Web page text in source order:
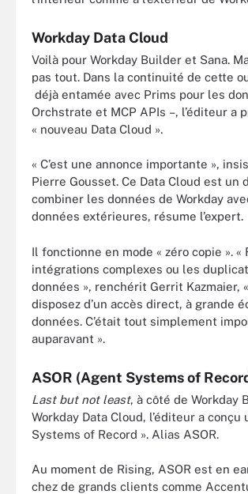
Workday Data Cloud
Voilà pour Workday Builder et Sana.
pas tout. Dans la continuité de cette
déjà entamée avec Prims pour les
Orchstrate et MCP APIs –, l’éditeur a
« nouveau Data Cloud ».
« C’est une annonce importante »,
Pierre Gousset. Ce Data Cloud est un
combiner les données de Workday
données extérieures, résume l’expert.
Il fonctionne en mode « zéro copie ». «
intégrations complexes ou les
données », renchérit Gerrit Kazmaier,
disposez d’un accès direct, à grande
données. C’était tout simplement
auparavant ».
ASOR (Agent Systems of
Last but not least, à côté de Workday
Workday Data Cloud, l’éditeur a conçu
Systems of Record ». Alias ASOR.
Au moment de Rising, ASOR est en
chez de grands clients comme